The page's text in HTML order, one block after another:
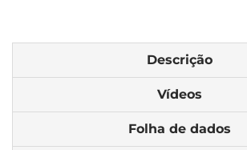
Descrição
Vídeos
Folha de dados